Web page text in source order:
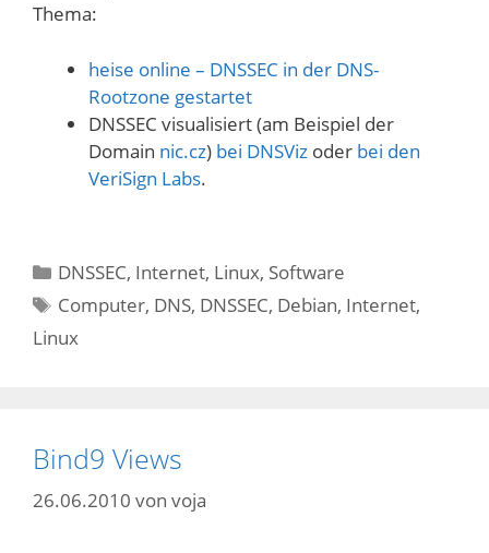
Thema:
heise online – DNSSEC in der DNS-
Rootzone gestartet
DNSSEC visualisiert (am Beispiel der
Domain nic.cz) bei DNSViz oder bei den
VeriSign Labs.
Kategorien
DNSSEC, Internet, Linux, Software
Schlagwörter
Computer, DNS, DNSSEC, Debian, Internet,
Linux
Bind9 Views
26.06.2010 von voja